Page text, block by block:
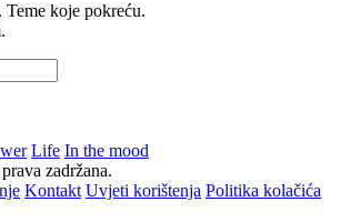
Teme koje pokreću.
Life In the mood
zadržana.
Kontakt Uvjeti korištenja Politika kolačića